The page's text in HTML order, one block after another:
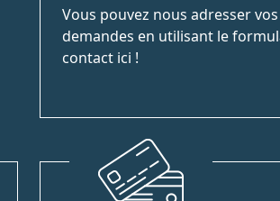
Vous pouvez nous adresser vos
demandes en utilisant le
contact ici !